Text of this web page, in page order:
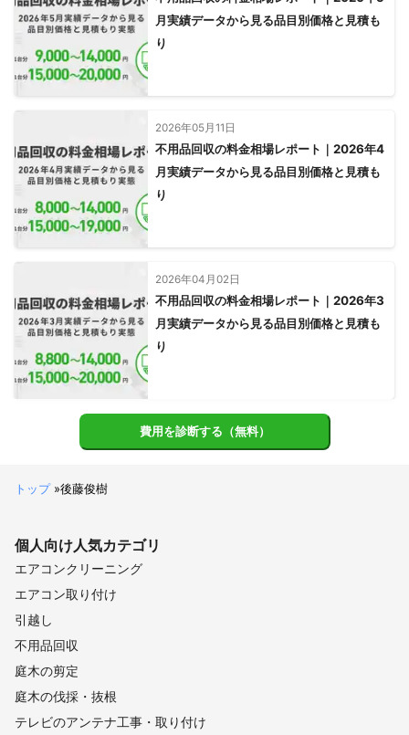
月実績データから見る品目別価格と見積も
り
2026年05月11日
不用品回収の料金相場レポート｜2026年4
月実績データから見る品目別価格と見積も
り
2026年04月02日
不用品回収の料金相場レポート｜2026年3
月実績データから見る品目別価格と見積も
り
費用を診断する（無料）
トップ»後藤俊樹
個人向け人気カテゴリ
エアコンクリーニング
エアコン取り付け
引越し
不用品回収
庭木の剪定
庭木の伐採・抜根
テレビのアンテナ工事・取り付け